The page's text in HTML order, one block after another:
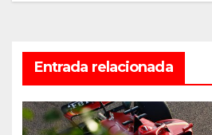
Entrada relacionada